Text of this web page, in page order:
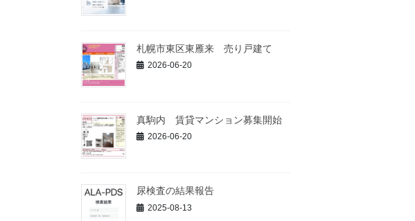
札幌市東区東雁来 売り戸建て
2026-06-20
真駒内 賃貸マンション募集開始
2026-06-20
尿検査の結果報告
2025-08-13